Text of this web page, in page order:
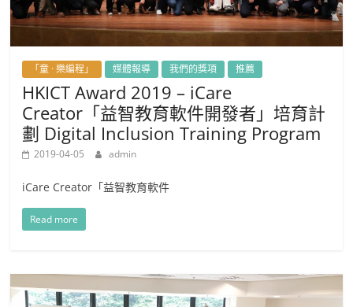
「童 · 樂編程」 媒體報導 我們的獎項 推薦
HKICT Award 2019 – iCare
Creator「益智教育軟件開發者」培育計
劃 Digital Inclusion Training Program
2019-04-05 admin
iCare Creator「益智教育軟件
Read more